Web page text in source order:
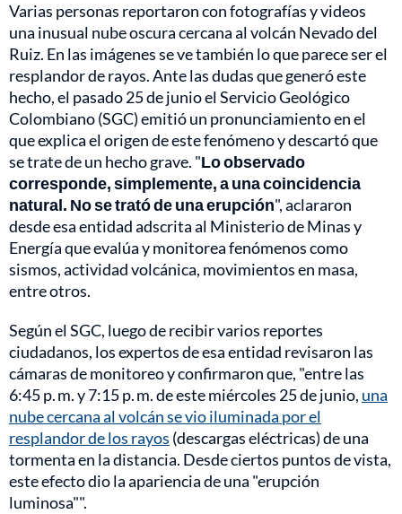
Varias personas reportaron con fotografías y videos
una inusual nube oscura cercana al volcán Nevado del
Ruiz. En las imágenes se ve también lo que parece ser el
resplandor de rayos. Ante las dudas que generó este
hecho, el pasado 25 de junio el Servicio Geológico
Colombiano (SGC) emitió un pronunciamiento en el
que explica el origen de este fenómeno y descartó que
se trate de un hecho grave. "Lo observado
corresponde, simplemente, a una coincidencia
natural. No se trató de una erupción", aclararon
desde esa entidad adscrita al Ministerio de Minas y
Energía que evalúa y monitorea fenómenos como
sismos, actividad volcánica, movimientos en masa,
entre otros.
Según el SGC, luego de recibir varios reportes
ciudadanos, los expertos de esa entidad revisaron las
cámaras de monitoreo y confirmaron que, "entre las
6:45 p. m. y 7:15 p. m. de este miércoles 25 de junio, una
nube cercana al volcán se vio iluminada por el
resplandor de los rayos (descargas eléctricas) de una
tormenta en la distancia. Desde ciertos puntos de vista,
este efecto dio la apariencia de una "erupción
luminosa"".